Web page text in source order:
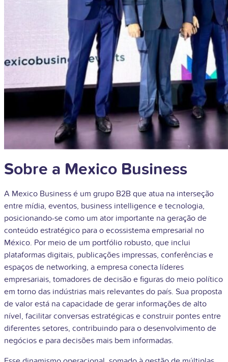
Sobre a Mexico Business
A Mexico Business é um grupo B2B que atua na interseção
entre mídia, eventos, business intelligence e tecnologia,
posicionando-se como um ator importante na geração de
conteúdo estratégico para o ecossistema empresarial no
México. Por meio de um portfólio robusto, que inclui
plataformas digitais, publicações impressas, conferências e
espaços de networking, a empresa conecta líderes
empresariais, tomadores de decisão e figuras do meio político
em torno das indústrias mais relevantes do país. Sua proposta
de valor está na capacidade de gerar informações de alto
nível, facilitar conversas estratégicas e construir pontes entre
diferentes setores, contribuindo para o desenvolvimento de
negócios e para decisões mais bem informadas.